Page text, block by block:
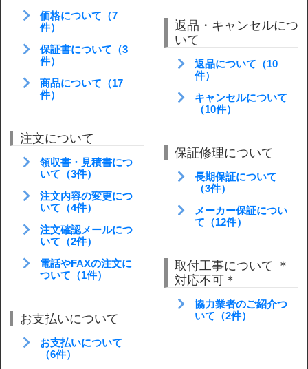
価格について（7
件）
保証書について（3
件）
商品について（17
件）
注文について
領収書・見積書につ
いて（3件）
注文内容の変更につ
いて（4件）
注文確認メールにつ
いて（2件）
電話やFAXの注文に
ついて（1件）
お支払いについて
お支払いについて
（6件）
返品・キャンセルにつ
いて
返品について（10
件）
キャンセルについて
（10件）
保証修理について
長期保証について
（3件）
メーカー保証につい
て（12件）
取付工事について ＊
対応不可＊
協力業者のご紹介つ
いて（2件）